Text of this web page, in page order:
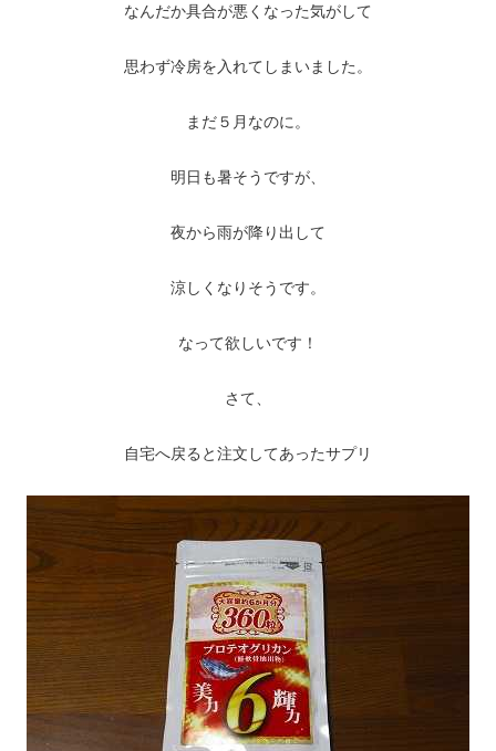
なんだか具合が悪くなった気がして
思わず冷房を入れてしまいました。
まだ５月なのに。
明日も暑そうですが、
夜から雨が降り出して
涼しくなりそうです。
なって欲しいです！
さて、
自宅へ戻ると注文してあったサプリ